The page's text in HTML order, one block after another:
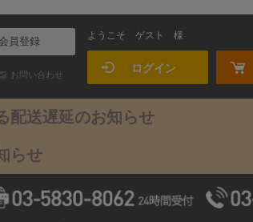
員登録
お問い合わせ
ようこそ ゲスト 様
ログイン
配送遅延のお知らせ
らせ